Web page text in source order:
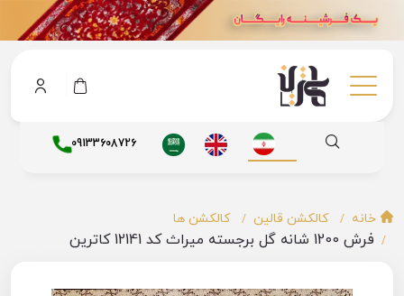
09133608726
خانه کالکشن قالین کالکشن ها
فرش 1200 شانه گل برجسته میراث کد 12141 کاترین